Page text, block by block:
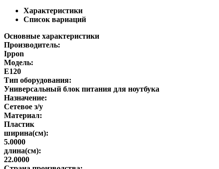
Характеристики
Список вариаций
Основные характеристики
Производитель:
Ippon
Модель:
E120
Тип оборудования:
Универсальный блок питания для ноутбука
Назначение:
Сетевое з/у
Материал:
Пластик
ширина(см):
5.0000
длина(см):
22.0000